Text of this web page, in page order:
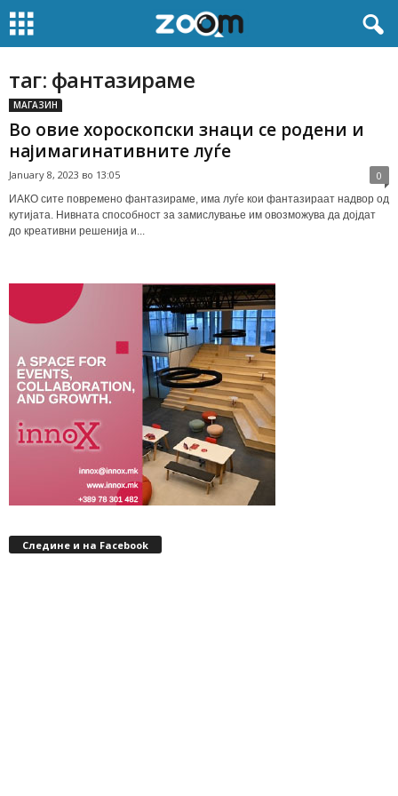
таг: фантазираме
МАГАЗИН
Во овие хороскопски знаци се родени и
најимагинативните луѓе
January 8, 2023 во 13:05 0
ИАКО сите повремено фантазираме, има луѓе кои фантазираат надвор од
кутијата. Нивната способност за замислување им овозможува да дојдат
до креативни решенија и...
Следине и на Facebook